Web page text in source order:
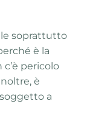
soprattutto
è la
pericolo
è
a